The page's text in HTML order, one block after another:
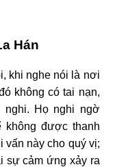
Hán
khi nghe nói là nơi
không có tai nạn,
nghi. Họ nghi ngờ
không được thanh
vấn này cho quý vị;
sự cảm ứng xảy ra